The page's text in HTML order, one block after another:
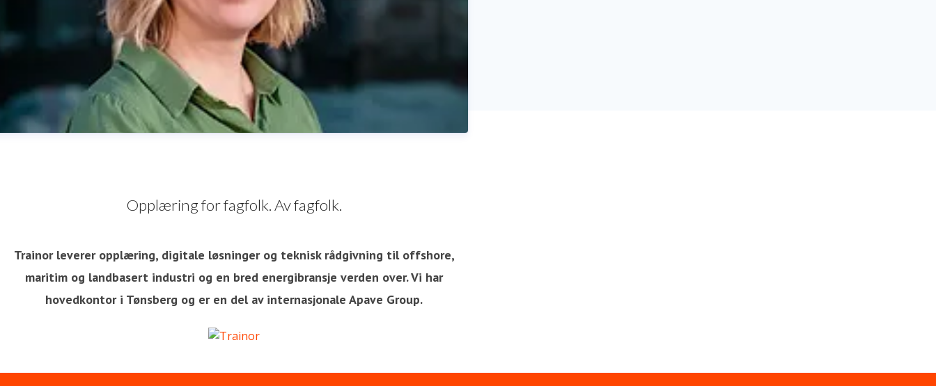
+47 90875544
Opplæring for fagfolk. Av fagfolk.
Trainor leverer opplæring, digitale løsninger og teknisk rådgivning til offshore,
maritim og landbasert industri og en bred energibransje verden over. Vi har
hovedkontor i Tønsberg og er en del av internasjonale Apave Group.